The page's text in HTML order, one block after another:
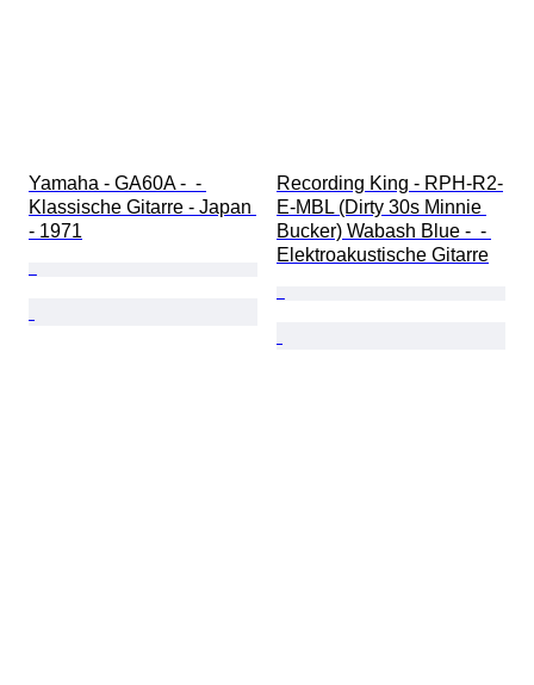
Yamaha - GA60A -  -
Klassische Gitarre - Japan
- 1971
Recording King - RPH-R2-
E-MBL (Dirty 30s Minnie
Bucker) Wabash Blue -  -
Elektroakustische Gitarre